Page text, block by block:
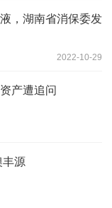
，湖南省消保委发
2022-10-29
产遭追问
丰源